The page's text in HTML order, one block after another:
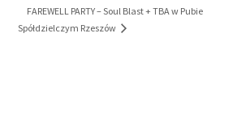
FAREWELL PARTY – Soul Blast + TBA w Pubie
Spółdzielczym Rzeszów